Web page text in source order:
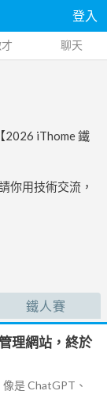
登入
聊天
2026 iThome 鐵
你用技術交流，
鐵人賽
理網站，終於
是 ChatGPT、